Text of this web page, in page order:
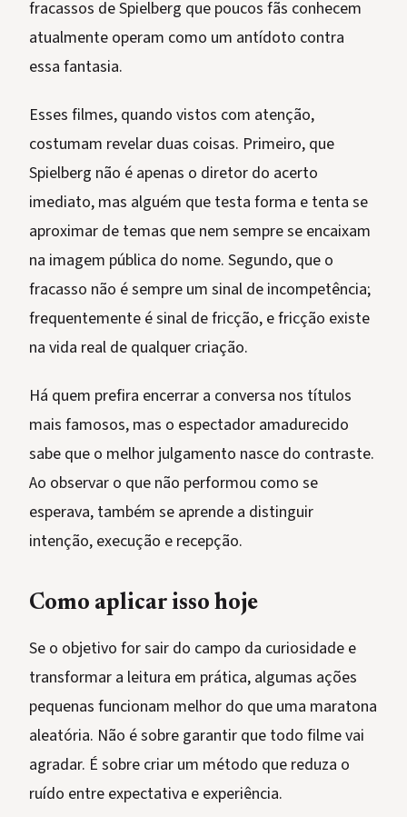
fracassos de Spielberg que poucos fãs conhecem
atualmente operam como um antídoto contra
essa fantasia.
Esses filmes, quando vistos com atenção,
costumam revelar duas coisas. Primeiro, que
Spielberg não é apenas o diretor do acerto
imediato, mas alguém que testa forma e tenta se
aproximar de temas que nem sempre se encaixam
na imagem pública do nome. Segundo, que o
fracasso não é sempre um sinal de incompetência;
frequentemente é sinal de fricção, e fricção existe
na vida real de qualquer criação.
Há quem prefira encerrar a conversa nos títulos
mais famosos, mas o espectador amadurecido
sabe que o melhor julgamento nasce do contraste.
Ao observar o que não performou como se
esperava, também se aprende a distinguir
intenção, execução e recepção.
Como aplicar isso hoje
Se o objetivo for sair do campo da curiosidade e
transformar a leitura em prática, algumas ações
pequenas funcionam melhor do que uma maratona
aleatória. Não é sobre garantir que todo filme vai
agradar. É sobre criar um método que reduza o
ruído entre expectativa e experiência.